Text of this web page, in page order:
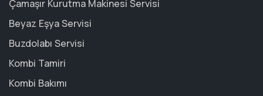
Çamaşır Kurutma Makinesi Servisi
Beyaz Eşya Servisi
Buzdolabı Servisi
Kombi Tamiri
Kombi Bakımı